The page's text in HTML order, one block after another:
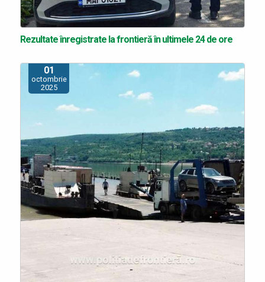
Rezultate înregistrate la frontieră în ultimele 24 de ore
01
octombrie
2025